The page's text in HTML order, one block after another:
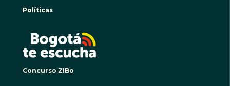
Políticas
Concurso ZIBo